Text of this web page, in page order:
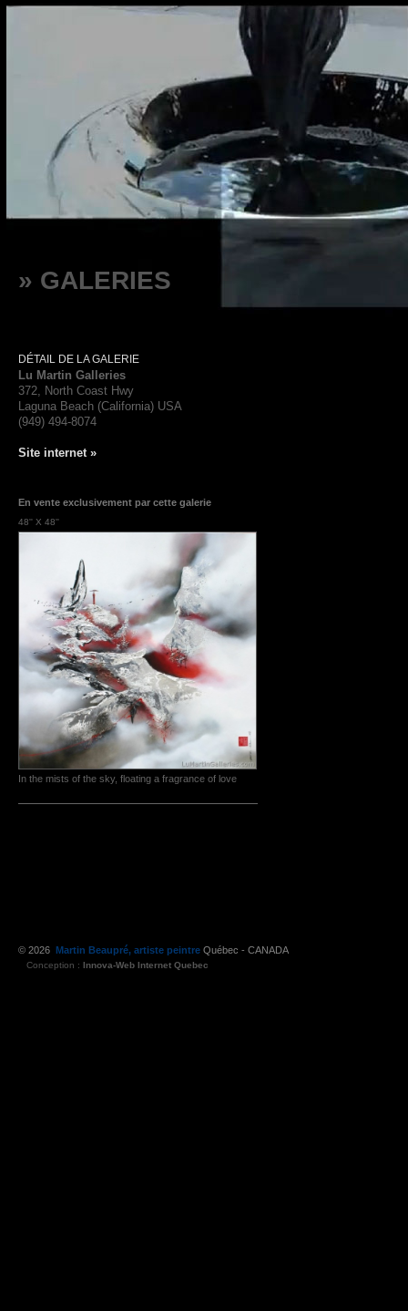
» GALERIES
DÉTAIL DE LA GALERIE
Lu Martin Galleries
372, North Coast Hwy
Laguna Beach (California) USA
(949) 494-8074
Site internet »
En vente exclusivement par cette galerie
48'' X 48''
In the mists of the sky, floating a fragrance of love
© 2026 Martin Beaupré, artiste peintre Québec - CANADA
Conception : Innova-Web Internet Quebec